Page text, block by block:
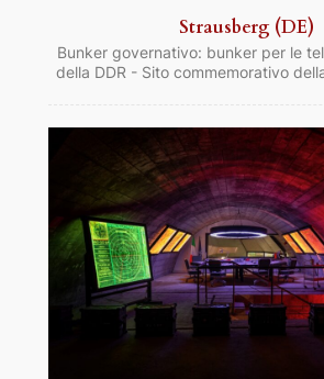
Strausberg (DE)
Bunker governativo: bunker per le
della DDR - Sito commemorativo